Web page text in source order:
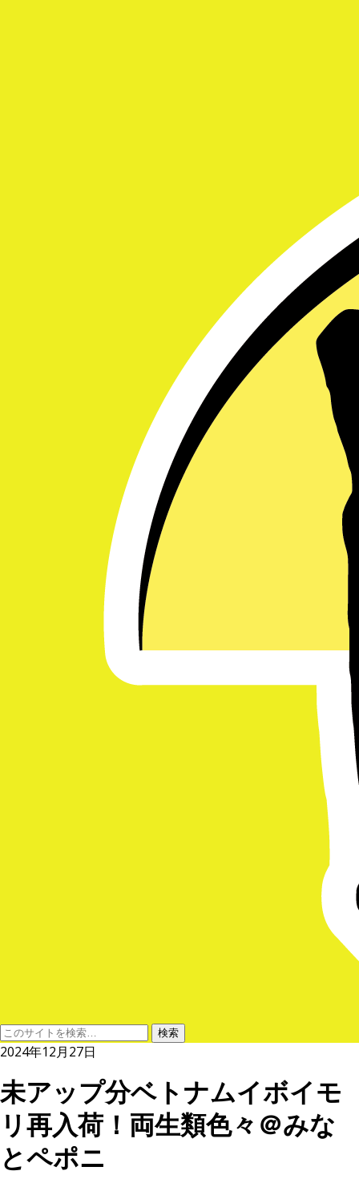
2024年12月27日
未アップ分ベトナムイボイモ
リ再入荷！両生類色々＠みな
とペポニ